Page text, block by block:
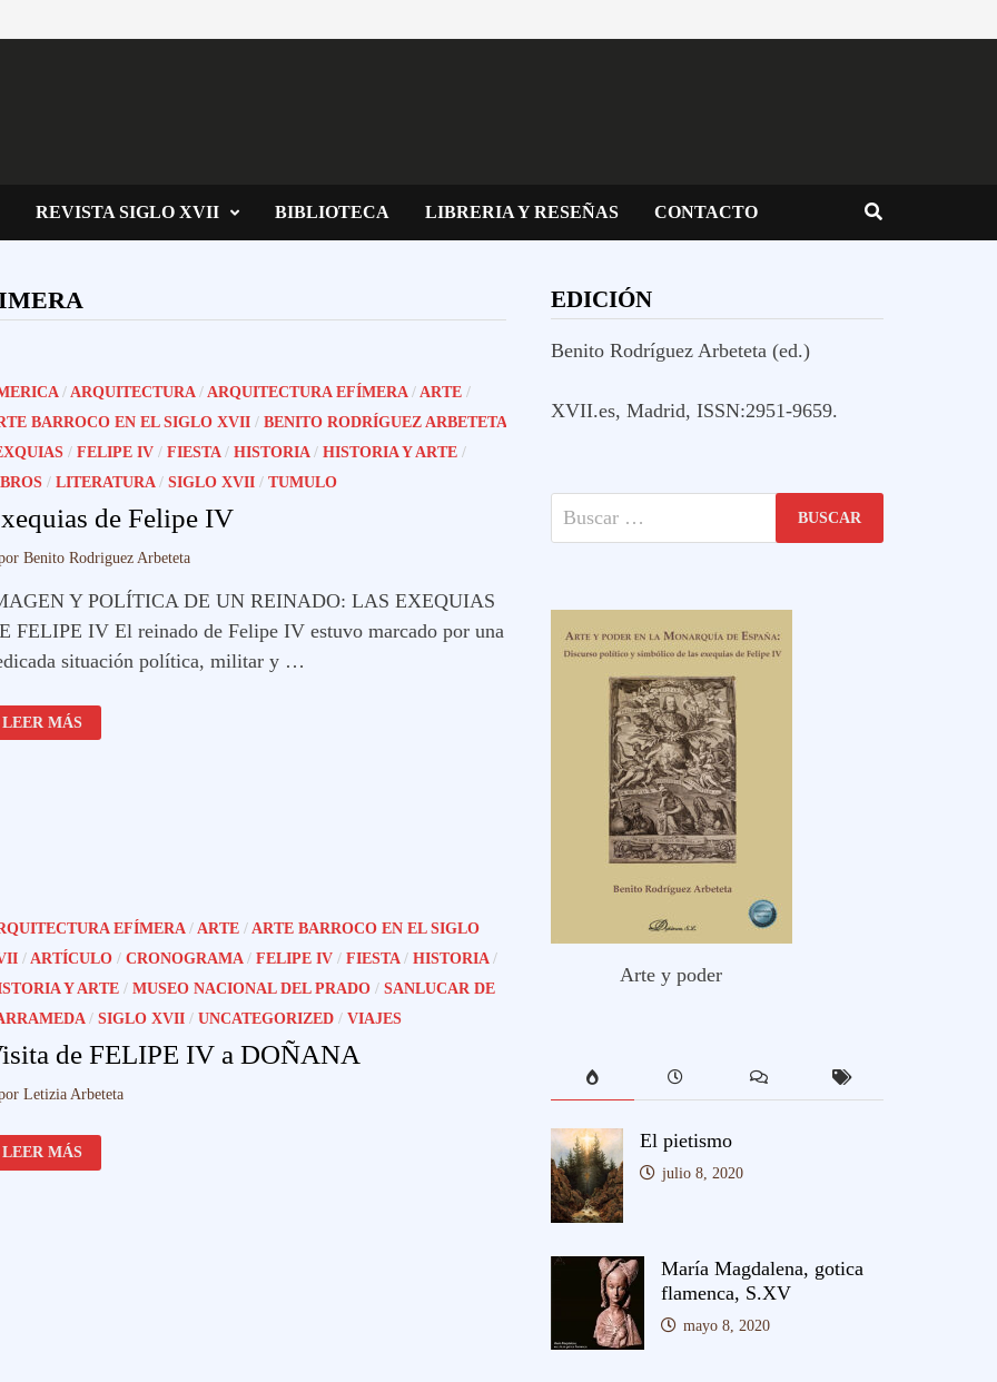
REVISTA SIGLO XVII BIBLIOTECA LIBRERIA Y RESEÑAS CONTACTO
/ ARQUITECTURA/ ARQUITECTURA EFÍMERA/ ARTE/
BARROCO EN EL SIGLO XVII/ BENITO RODRÍGUEZ ARBETETA
/ FELIPE IV/ FIESTA/ HISTORIA/ HISTORIA Y ARTE/
/ LITERATURA/ SIGLO XVII/ TUMULO
de Felipe IV
Benito Rodriguez Arbeteta
Y POLÍTICA DE UN REINADO: LAS EXEQUIAS
FELIPE IV El reinado de Felipe IV estuvo marcado por una
situación política, militar y …
EXEQUIAS
DE
FELIPE
LEER MÁS
EFÍMERA/ ARTE/ ARTE BARROCO EN EL SIGLO
/ ARTÍCULO/ CRONOGRAMA/ FELIPE IV/ FIESTA/ HISTORIA/
Y ARTE/ MUSEO NACIONAL DEL PRADO/ SANLUCAR DE
/ SIGLO XVII/ UNCATEGORIZED/ VIAJES
de FELIPE IV a DOÑANA
Letizia Arbeteta
VISITA
DE
FELIPE
LEER MÁS
EDICIÓN
Benito Rodríguez Arbeteta (ed.)
XVII.es, Madrid, ISSN:2951-9659.
Buscar:
Arte y poder
El pietismo
julio 8, 2020
María Magdalena, gotica
flamenca, S.XV
mayo 8, 2020